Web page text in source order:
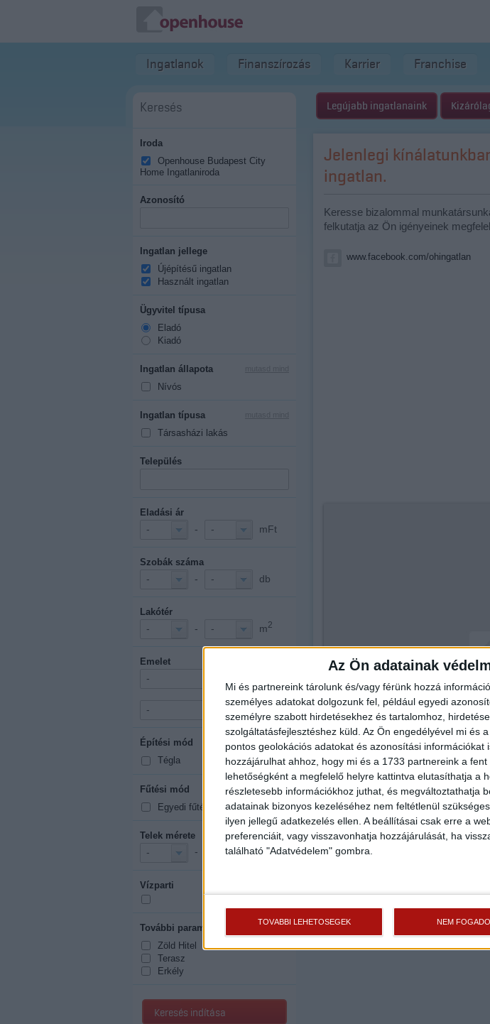
Az Ön adatainak
Mi és partnereink tárolunk és/vagy férünk hozzá
személyes adatokat dolgozunk fel, például egyedi
személyre szabott hirdetésekhez és tartalomhoz,
szolgáltatásfejlesztéshez küld. Az Ön engedélyével mi és
pontos geolokációs adatokat és azonosítási információkat
hozzájárulhat ahhoz, hogy mi és a 1733 partnereink a
lehetőségként a megfelelő helyre kattintva elutasíthatja a
részletesebb információkhoz juthat, és megváltoztathatja
adatainak bizonyos kezeléséhez nem feltétlenül
ilyen jellegű adatkezelés ellen. A beállításai csak erre a
preferenciáit, vagy visszavonhatja hozzájárulását, ha
található "Adatvédelem" gombra.
TOVÁBBI LEHETŐSÉGEK NEM
Ingatlanok Finanszírozás Karrier Franchise
Keresés
Iroda
Openhouse Budapest City
Home Ingatlaniroda
Azonosító
Ingatlan jellege
Újépítésű ingatlan
Használt ingatlan
Ügyvitel típusa
Eladó
Kiadó
Ingatlan állapota
Nívós
Ingatlan típusa
Társasházi lakás
Település
Eladási ár
- - - mFt
Szobák száma
- - - db
Lakótér
- - - m2
Emelet
-
-
Építési mód mutasd mind
Tégla
Fűtési mód mutasd mind
Egyedi fűtés
Telek mérete
- - m2
Vízparti
További paraméterek mutasd mind
Zöld Hitel
Terasz
Erkély
Keresés indítása
Legújabb ingatlanaink
Jelenlegi
ingatlan.
Keresse bizalommal
felkutatja az Ön igényeinek
www.facebook.com/ohingatlan